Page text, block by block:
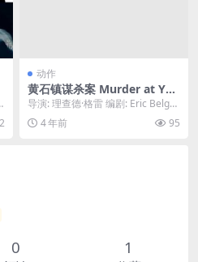
2
动作
黄石镇谋杀案 Murder at Yell
owstone City (2022) 中字 1
080p
导演: 理查德·格雷 编剧: Eric Belga
u 主演: 托马斯·简 / 安...
4 年前 95
0 1